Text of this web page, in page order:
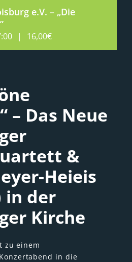
e.V. – „Die
| 16,00€
– Das Neue
&
Heieis
in der
Kirche
zu einem
in die